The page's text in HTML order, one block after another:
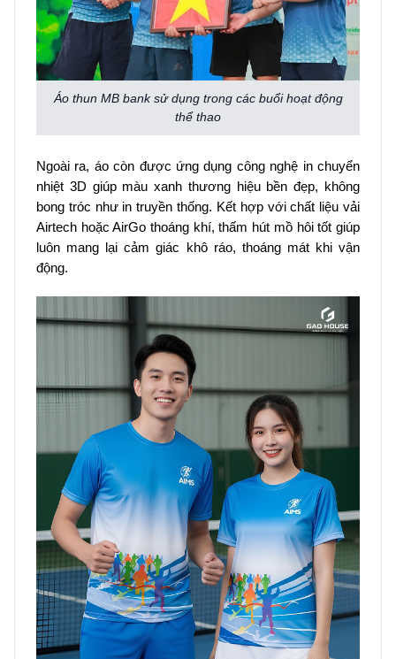
Áo thun MB bank sử dụng trong các buổi hoạt động
thể thao
Ngoài ra, áo còn được ứng dụng công nghệ in chuyển
nhiệt 3D giúp màu xanh thương hiệu bền đẹp, không
bong tróc như in truyền thống. Kết hợp với chất liệu vải
Airtech hoặc AirGo thoáng khí, thấm hút mồ hôi tốt giúp
luôn mang lại cảm giác khô ráo, thoáng mát khi vận
động.